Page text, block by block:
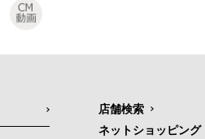
店舗検索
ネットショッピング